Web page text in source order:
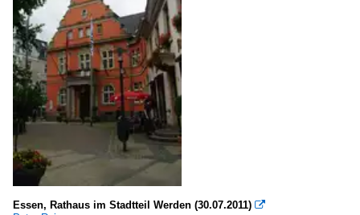
Essen, Rathaus im Stadtteil Werden (30.07.2011) 